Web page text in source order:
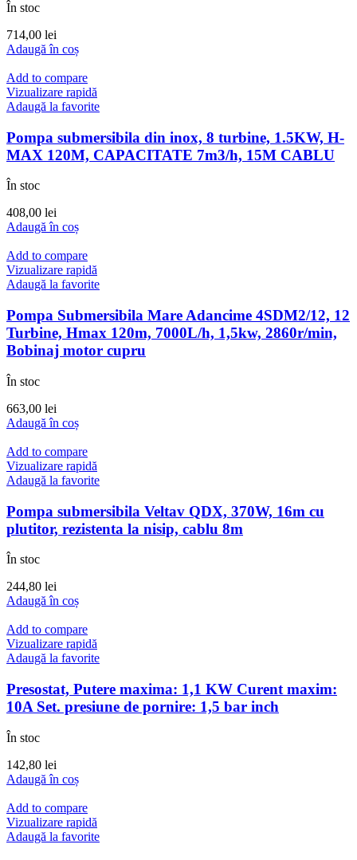
În stoc
714,00 lei
Adaugă în coș
Add to compare
Vizualizare rapidă
Adaugă la favorite
Pompa submersibila din inox, 8 turbine, 1.5KW, H-
MAX 120M, CAPACITATE 7m3/h, 15M CABLU
În stoc
408,00 lei
Adaugă în coș
Add to compare
Vizualizare rapidă
Adaugă la favorite
Pompa Submersibila Mare Adancime 4SDM2/12, 12
Turbine, Hmax 120m, 7000L/h, 1,5kw, 2860r/min,
Bobinaj motor cupru
În stoc
663,00 lei
Adaugă în coș
Add to compare
Vizualizare rapidă
Adaugă la favorite
Pompa submersibila Veltav QDX, 370W, 16m cu
plutitor, rezistenta la nisip, cablu 8m
În stoc
244,80 lei
Adaugă în coș
Add to compare
Vizualizare rapidă
Adaugă la favorite
Presostat, Putere maxima: 1,1 KW Curent maxim:
10A Set. presiune de pornire: 1,5 bar inch
În stoc
142,80 lei
Adaugă în coș
Add to compare
Vizualizare rapidă
Adaugă la favorite